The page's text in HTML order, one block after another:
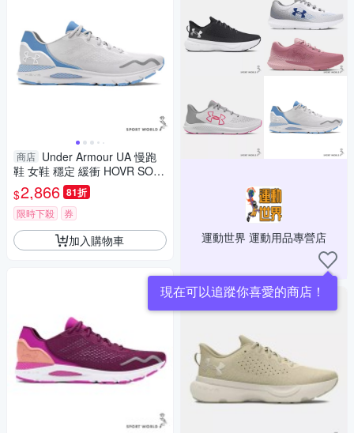
商店 Under Armour UA 慢跑
鞋 女鞋 穩定 緩衝 HOVR SONI
C 6 灰【運動世界】3026128-1
07
$2,866 81折
限時下殺 券
加入購物車 運動世界 運動用品專營店
現在可以追蹤你喜愛的商店！